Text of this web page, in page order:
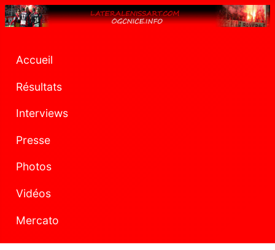
Accueil
Résultats
Interviews
Presse
Photos
Vidéos
Mercato